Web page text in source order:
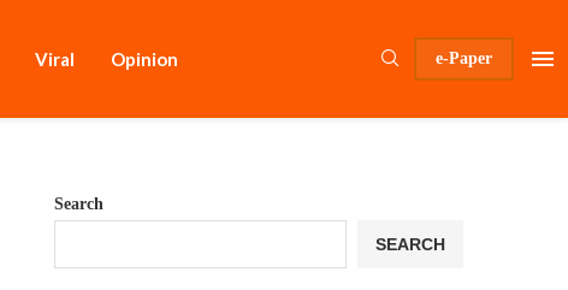
Viral Opinion e-Paper
Search
SEARCH